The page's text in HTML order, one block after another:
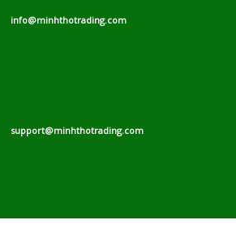
info@minhthotrading.com
support@minhthotrading.com